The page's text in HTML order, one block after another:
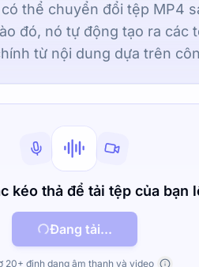
thể chuyển đổi tệp MP4
đó, nó tự động tạo ra các
từ nội dung dựa trên
kéo thả để tải tệp của bạn
Đang tải...
20+ định dạng âm thanh và video